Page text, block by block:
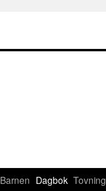
Barnen Dagbok Tovning